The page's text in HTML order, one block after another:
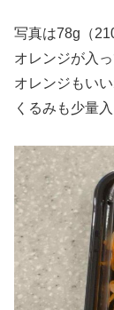
写真は78g（
オレンジが入
オレンジもい
くるみも少量